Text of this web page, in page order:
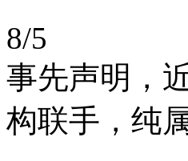
8/5
事先声明，
构联手，纯